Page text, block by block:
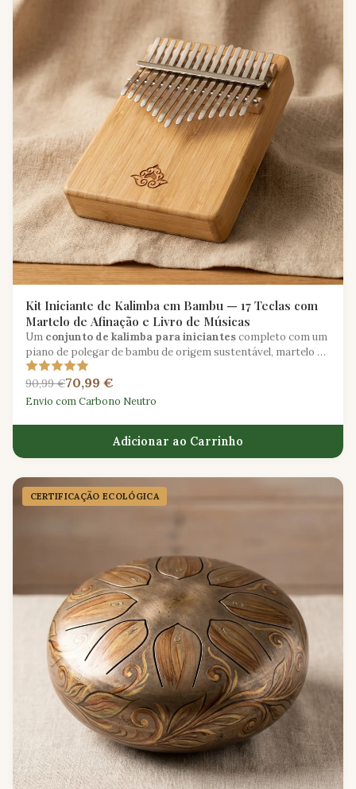
Kit Iniciante de Kalimba em Bambu — 17 Teclas com
Martelo de Afinação e Livro de Músicas
Um conjunto de kalimba para iniciantescompleto com um
piano de polegar de bambu de origem sustentável, martelo de
afinação, bolsa de transporte e livro de canções ilustrado.
90,99 €70,99 €
Envio com Carbono Neutro
Adicionar ao Carrinho
CERTIFICAÇÃO ECOLÓGICA